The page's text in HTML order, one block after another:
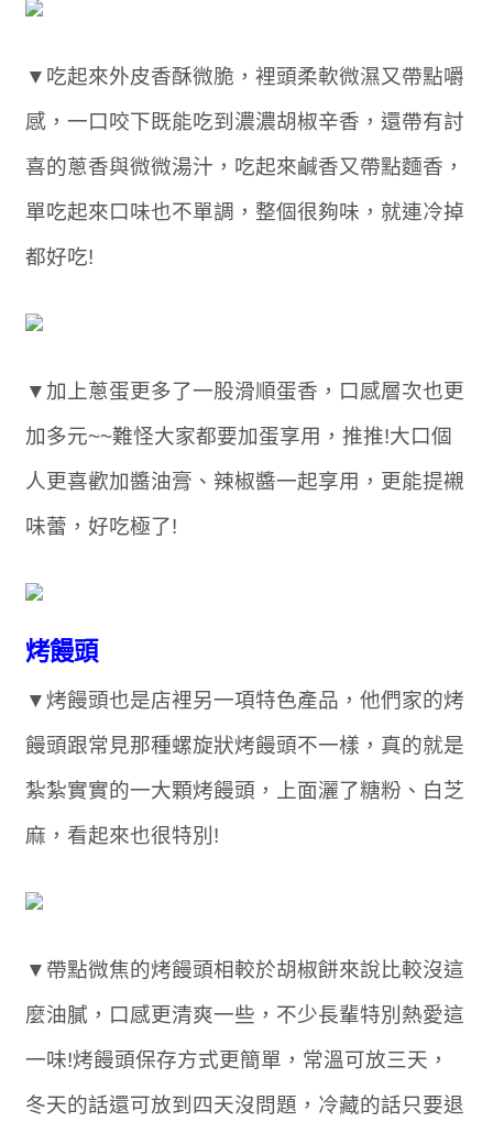
▼吃起來外皮香酥微脆，裡頭柔軟微濕又帶點嚼
感，一口咬下既能吃到濃濃胡椒辛香，還帶有討
喜的蔥香與微微湯汁，吃起來鹹香又帶點麵香，
單吃起來口味也不單調，整個很夠味，就連冷掉
都好吃!
▼加上蔥蛋更多了一股滑順蛋香，口感層次也更
加多元~~難怪大家都要加蛋享用，推推!大口個
人更喜歡加醬油膏、辣椒醬一起享用，更能提襯
味蕾，好吃極了!
烤饅頭
▼烤饅頭也是店裡另一項特色產品，他們家的烤
饅頭跟常見那種螺旋狀烤饅頭不一樣，真的就是
紮紮實實的一大顆烤饅頭，上面灑了糖粉、白芝
麻，看起來也很特別!
▼帶點微焦的烤饅頭相較於胡椒餅來說比較沒這
麼油膩，口感更清爽一些，不少長輩特別熱愛這
一味!烤饅頭保存方式更簡單，常溫可放三天，
冬天的話還可放到四天沒問題，冷藏的話只要退